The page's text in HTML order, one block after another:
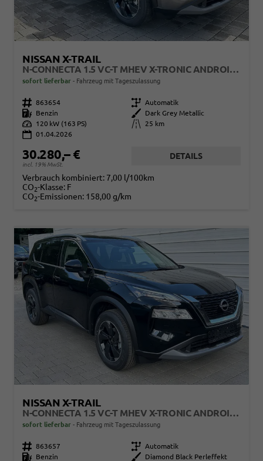
NISSAN X-TRAIL
N-CONNECTA 1.5 VC-T MHEV X-TRONIC ANDROID AUTO*NAVI*SHZ*3Z KLIMAAUTO*360°*ACC*E-HECK
sofort lieferbar Fahrzeug mit Tageszulassung
Fahrzeugnr. 863654 Getriebe Automatik
Kraftstoff
Benzin Außenfarbe
Dark Grey Metallic
Leistung
120 kW (163 PS) Kilometerstand
25 km
01.04.2026
30.280,– €
incl. 19% MwSt.
DETAILS
Verbrauch kombiniert: 7,00 l/100km
CO2-Klasse: F
CO2-Emissionen: 158,00 g/km
NISSAN X-TRAIL
N-CONNECTA 1.5 VC-T MHEV X-TRONIC ANDROID AUTO*NAVI*SHZ*3Z KLIMAAUTO*360°*ACC*E-HECK
sofort lieferbar Fahrzeug mit Tageszulassung
Fahrzeugnr. 863657 Getriebe Automatik
Kraftstoff
Benzin Außenfarbe
Diamond Black Perleffekt